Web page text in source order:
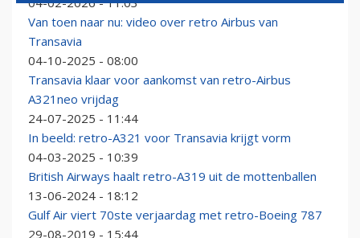
Van toen naar nu: video over retro Airbus van
Transavia
04-10-2025 - 08:00
Transavia klaar voor aankomst van retro-Airbus
A321neo vrijdag
24-07-2025 - 11:44
In beeld: retro-A321 voor Transavia krijgt vorm
04-03-2025 - 10:39
British Airways haalt retro-A319 uit de mottenballen
13-06-2024 - 18:12
Gulf Air viert 70ste verjaardag met retro-Boeing 787
29-08-2019 - 15:44